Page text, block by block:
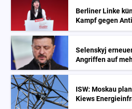
Berliner Linke
Kampf gegen
Selenskyj
Angriffen auf
ISW: Moskau
Kiews